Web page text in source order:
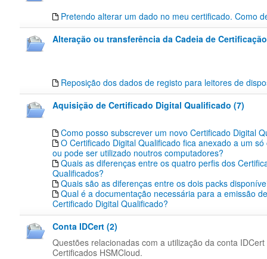
Pretendo alterar um dado no meu certificado. Como
Alteração ou transferência da Cadeia de
Reposição dos dados de registo para leitores de
Aquisição de Certificado Digital Qualificado (7)
Como posso subscrever um novo Certificado Digital
O Certificado Digital Qualificado fica anexado a um
ou pode ser utilizado noutros computadores?
Quais as diferenças entre os quatro perfis dos
Qualificados?
Quais são as diferenças entre os dois packs
Qual é a documentação necessária para a emissão
Certificado Digital Qualificado?
Conta IDCert (2)
Questões relacionadas com a utilização da conta
Certificados HSMCloud.